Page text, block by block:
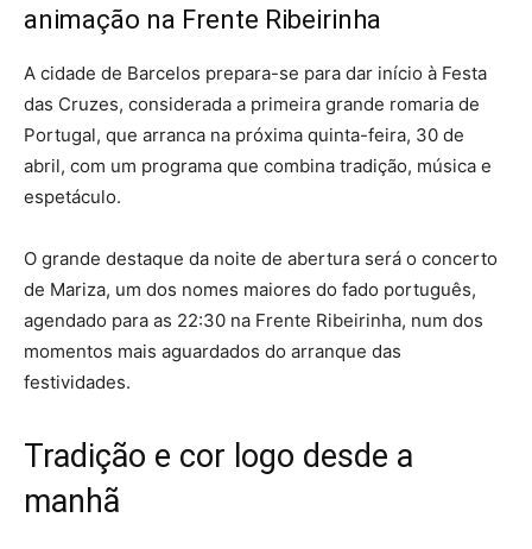
animação na Frente Ribeirinha
A cidade de Barcelos prepara-se para dar início à Festa
das Cruzes, considerada a primeira grande romaria de
Portugal, que arranca na próxima quinta-feira, 30 de
abril, com um programa que combina tradição, música e
espetáculo.
O grande destaque da noite de abertura será o concerto
de Mariza, um dos nomes maiores do fado português,
agendado para as 22:30 na Frente Ribeirinha, num dos
momentos mais aguardados do arranque das
festividades.
Tradição e cor logo desde a
manhã